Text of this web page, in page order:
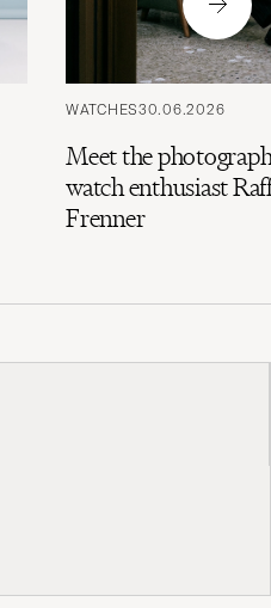
WATCHES30.06.2026
Meet the
watch enthusiast
Frenner